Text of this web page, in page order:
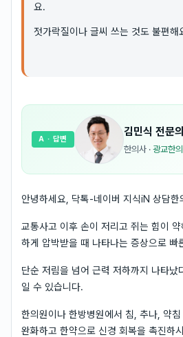
요.
젓가락질이나 글씨 쓰는 것도 불편해
김민식 전문의
한의사 · 광교한
A · 답변
안녕하세요, 닥톡-네이버 지식iN 상담한
교통사고 이후 손이 저리고 쥐는 힘이
하게 압박받을 때 나타나는 증상으로 빠
단순 저림을 넘어 근력 저하까지 나타났
일 수 있습니다.
한의원이나 한방병원에서 침, 추나, 약
완화하고 한약으로 신경 회복을 촉진하